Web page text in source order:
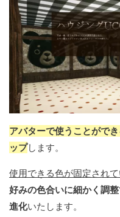
アバターで使うことがで
ップします。
使用できる色が固定され
好みの色合いに細かく調
進化いたします。